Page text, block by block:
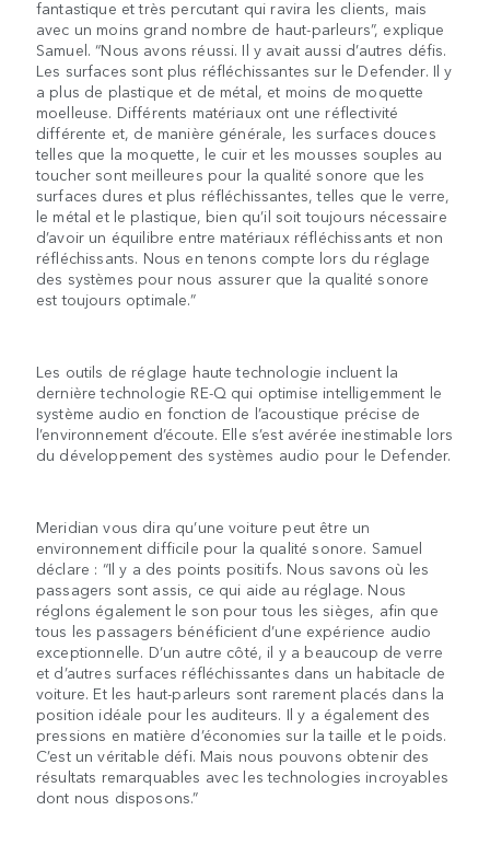
fantastique et très percutant qui ravira les clients, mais
avec un moins grand nombre de haut-parleurs”, explique
Samuel. “Nous avons réussi. Il y avait aussi d’autres défis.
Les surfaces sont plus réfléchissantes sur le Defender. Il y
a plus de plastique et de métal, et moins de moquette
moelleuse. Différents matériaux ont une réflectivité
différente et, de manière générale, les surfaces douces
telles que la moquette, le cuir et les mousses souples au
toucher sont meilleures pour la qualité sonore que les
surfaces dures et plus réfléchissantes, telles que le verre,
le métal et le plastique, bien qu’il soit toujours nécessaire
d’avoir un équilibre entre matériaux réfléchissants et non
réfléchissants. Nous en tenons compte lors du réglage
des systèmes pour nous assurer que la qualité sonore
est toujours optimale.”
Les outils de réglage haute technologie incluent la
dernière technologie RE-Q qui optimise intelligemment le
système audio en fonction de l’acoustique précise de
l’environnement d’écoute. Elle s’est avérée inestimable lors
du développement des systèmes audio pour le Defender.
Meridian vous dira qu’une voiture peut être un
environnement difficile pour la qualité sonore. Samuel
déclare : “Il y a des points positifs. Nous savons où les
passagers sont assis, ce qui aide au réglage. Nous
réglons également le son pour tous les sièges, afin que
tous les passagers bénéficient d’une expérience audio
exceptionnelle. D’un autre côté, il y a beaucoup de verre
et d’autres surfaces réfléchissantes dans un habitacle de
voiture. Et les haut-parleurs sont rarement placés dans la
position idéale pour les auditeurs. Il y a également des
pressions en matière d’économies sur la taille et le poids.
C’est un véritable défi. Mais nous pouvons obtenir des
résultats remarquables avec les technologies incroyables
dont nous disposons.”